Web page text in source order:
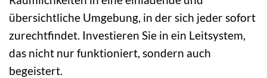
übersichtliche Umgebung, in der sich jeder sofort
zurechtfindet. Investieren Sie in ein Leitsystem,
das nicht nur funktioniert, sondern auch
begeistert.